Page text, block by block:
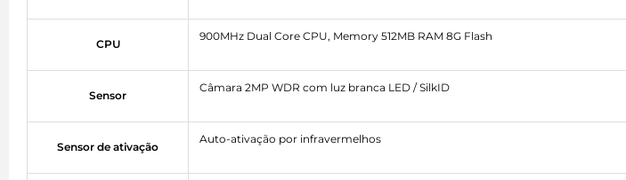
CPU
900MHz Dual Core CPU, Memory 512MB RAM 8G Flash
Sensor
Câmara 2MP WDR com luz branca LED / SilkID
Sensor de ativação
Auto-ativação por infravermelhos